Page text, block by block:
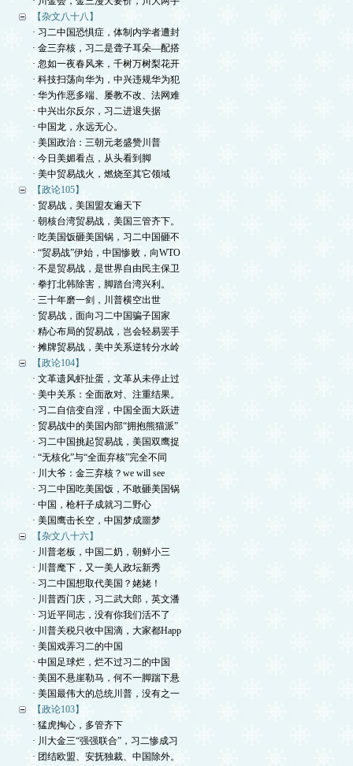
【杂文八十八】
· 习二中国恐惧症，体制内学者遭封
· 金三弃核，习二是聋子耳朵—配搭
· 忽如一夜春风来，千树万树梨花开
· 科技扫荡向华为，中兴违规华为犯
· 华为作恶多端、屡教不改、法网难
· 中兴出尔反尔，习二进退失据
· 中国龙，永远无心。
· 美国政治：三朝元老盛赞川普
· 今日美媚看点，从头看到脚
· 美中贸易战火，燃烧至其它领域
【政论105】
· 贸易战，美国盟友遍天下
· 朝核台湾贸易战，美国三管齐下。
· 吃美国饭砸美国锅，习二中国砸不
· “贸易战”伊始，中国惨败，向WTO
· 不是贸易战，是世界自由民主保卫
· 拳打北韩除害，脚踏台湾兴利。
· 三十年磨一剑，川普横空出世
· 贸易战，面向习二中国骗子国家
· 精心布局的贸易战，岂会轻易罢手
· 摊牌贸易战，美中关系逆转分水岭
【政论104】
· 文革遗风虾扯蛋，文革从未停止过
· 美中关系：全面敌对、注重结果。
· 习二自信变自淫，中国全面大跃进
· 贸易战中的美国内部“拥抱熊猫派”
· 习二中国挑起贸易战，美国双鹰捉
· “无核化”与“全面弃核”完全不同
· 川大爷：金三弃核？we will see
· 习二中国吃美国饭，不敢砸美国锅
· 中国，枪杆子成就习二野心
· 美国鹰击长空，中国梦成噩梦
【杂文八十六】
· 川普老板，中国二奶，朝鲜小三
· 川普麾下，又一美人政坛新秀
· 习二中国想取代美国？姥姥！
· 川普西门庆，习二武大郎，英文潘
· 习近平同志，没有你我们活不了
· 川普关税只收中国滴，大家都Happ
· 美国戏弄习二的中国
· 中国足球烂，烂不过习二的中国
· 美国不悬崖勒马，何不一脚踹下悬
· 美国最伟大的总统川普，没有之一
【政论103】
· 猛虎掏心，多管齐下
· 川大金三“强强联合”，习二惨成习
· 团结欧盟、安抚独裁、中国除外。